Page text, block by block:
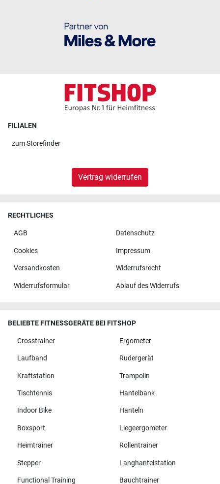
FILIALEN
zumStorefinder
Vertrag widerrufen
RECHTLICHES
AGB Datenschutz
Cookies Impressum
Versandkosten Widerrufsrecht
Widerrufsformular Ablauf des Widerrufs
BELIEBTE FITNESSGERÄTE BEI FITSHOP
Crosstrainer Ergometer
Laufband Rudergerät
Kraftstation Trampolin
Tischtennis Hantelbank
Indoor Bike Hanteln
Boxsport Liegeergometer
Heimtrainer Rollentrainer
Stepper Langhantelstation
Functional Training Bauchtrainer